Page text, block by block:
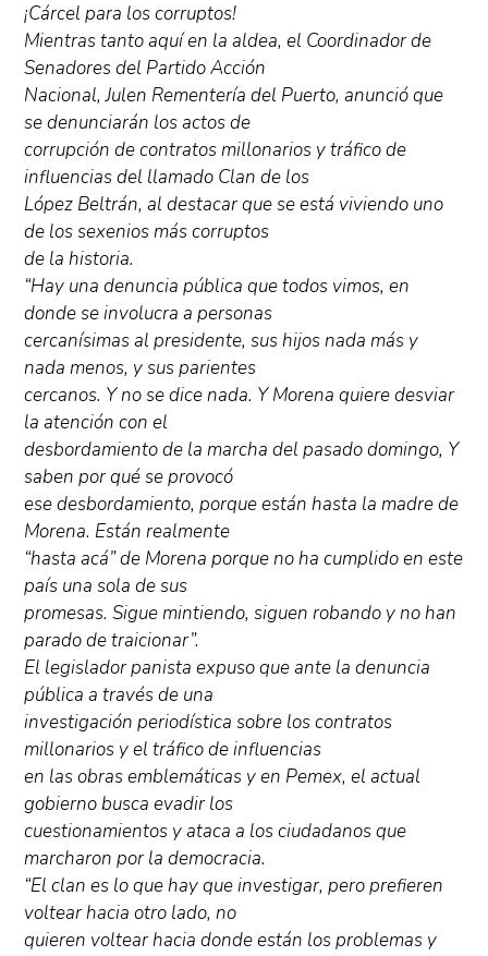
¡Cárcel para los corruptos!
Mientras tanto aquí en la aldea, el Coordinador de
Senadores del Partido Acción
Nacional, Julen Rementería del Puerto, anunció que
se denunciarán los actos de
corrupción de contratos millonarios y tráfico de
influencias del llamado Clan de los
López Beltrán, al destacar que se está viviendo uno
de los sexenios más corruptos
de la historia.
“Hay una denuncia pública que todos vimos, en
donde se involucra a personas
cercanísimas al presidente, sus hijos nada más y
nada menos, y sus parientes
cercanos. Y no se dice nada. Y Morena quiere desviar
la atención con el
desbordamiento de la marcha del pasado domingo, Y
saben por qué se provocó
ese desbordamiento, porque están hasta la madre de
Morena. Están realmente
“hasta acá” de Morena porque no ha cumplido en este
país una sola de sus
promesas. Sigue mintiendo, siguen robando y no han
parado de traicionar”.
El legislador panista expuso que ante la denuncia
pública a través de una
investigación periodística sobre los contratos
millonarios y el tráfico de influencias
en las obras emblemáticas y en Pemex, el actual
gobierno busca evadir los
cuestionamientos y ataca a los ciudadanos que
marcharon por la democracia.
“El clan es lo que hay que investigar, pero prefieren
voltear hacia otro lado, no
quieren voltear hacia donde están los problemas y